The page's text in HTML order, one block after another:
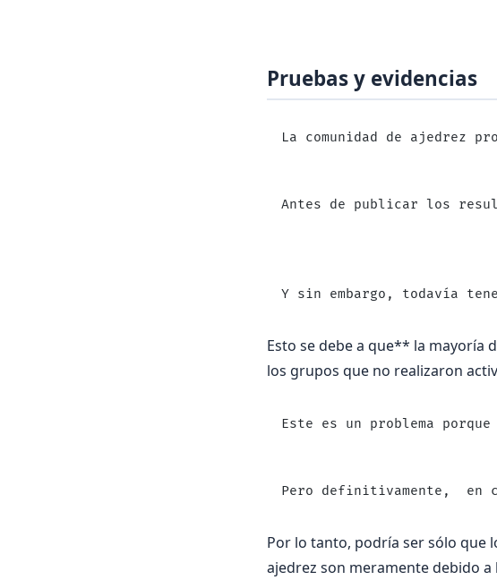
Pruebas y evidencias
La comunidad de ajedrez
Antes de publicar los
Y sin embargo, todavía
Esto se debe a que** la mayoría
los grupos que no realizaron
Este es un problema
Pero definitivamente,
Por lo tanto, podría ser sólo que
ajedrez son meramente debido a